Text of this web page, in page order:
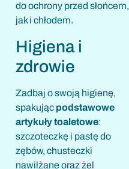
do ochrony przed słońcem,
jak i chłodem.
Higiena i
zdrowie
Zadbaj o swoją higienę,
spakując podstawowe
artykuły toaletowe:
szczoteczkę i pastę do
zębów, chusteczki
nawilżane oraz żel